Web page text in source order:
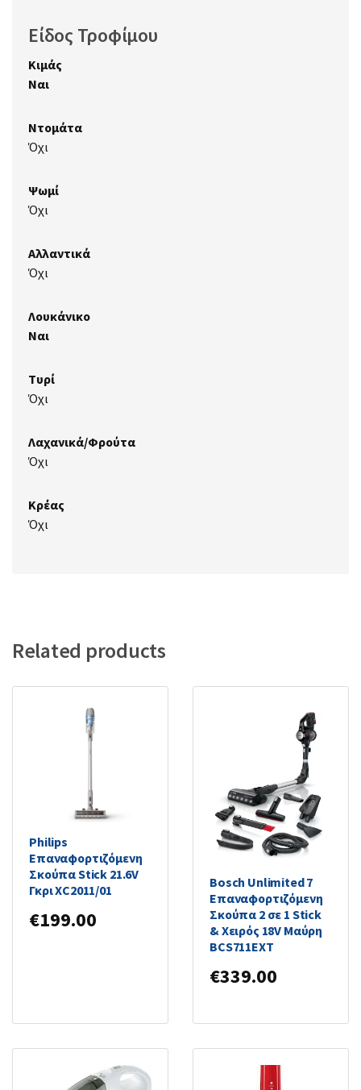
Είδος Τροφίμου
Κιμάς
Ναι
Ντομάτα
Όχι
Ψωμί
Όχι
Αλλαντικά
Όχι
Λουκάνικο
Ναι
Τυρί
Όχι
Λαχανικά/Φρούτα
Όχι
Κρέας
Όχι
Related products
Philips
Επαναφορτιζόμενη
Σκούπα Stick 21.6V
Γκρι XC2011/01
€199.00
Bosch Unlimited 7
Επαναφορτιζόμενη
Σκούπα 2 σε 1 Stick
& Χειρός 18V Μαύρη
BCS711EXT
€339.00